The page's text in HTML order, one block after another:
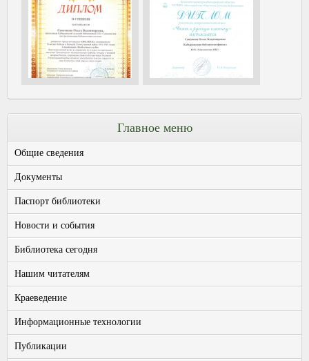
Главное меню
Общие сведения
Документы
Паспорт библиотеки
Новости и события
Библиотека сегодня
Нашим читателям
Краеведение
Информационные технологии
Публикации